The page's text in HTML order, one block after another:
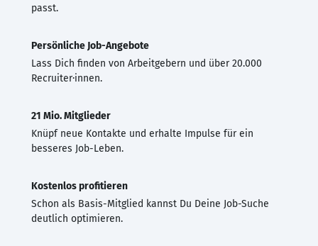
passt.
Persönliche Job-Angebote
Lass Dich finden von Arbeitgebern und über 20.000
Recruiter·innen.
21 Mio. Mitglieder
Knüpf neue Kontakte und erhalte Impulse für ein
besseres Job-Leben.
Kostenlos profitieren
Schon als Basis-Mitglied kannst Du Deine Job-Suche
deutlich optimieren.